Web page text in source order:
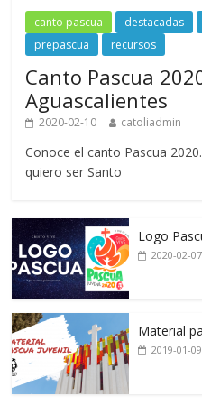
canto pascua destacadas
prepascua
recursos
Canto Pascua
Aguascalientes
2020-02-10 catoliadmin
Conoce el canto Pascua
quiero ser Santo
Logo
2020-02-07
Material
2019-01-09